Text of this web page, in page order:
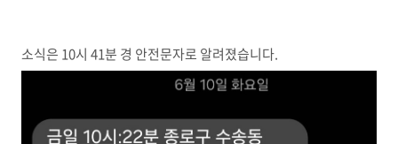
소식은 10시 41분 경 안전문자로 알려졌습니다.